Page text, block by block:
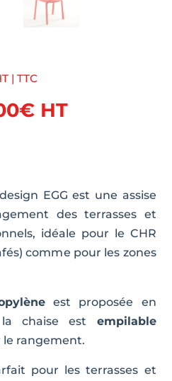
| TTC
€ HT
EGG est une assise
des terrasses et
idéale pour le CHR
comme pour les zones
est proposée en
chaise est empilable
rangement.
pour les terrasses et